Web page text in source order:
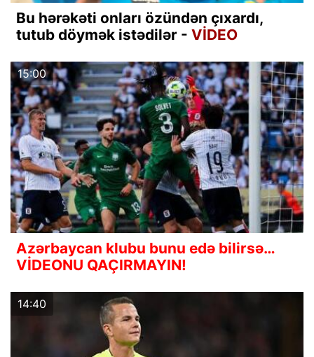
Bu hərəkəti onları özündən çıxardı,
tutub döymək istədilər - VİDEO
15:00
Azərbaycan klubu bunu edə bilirsə…
VİDEONU QAÇIRMAYIN!
14:40